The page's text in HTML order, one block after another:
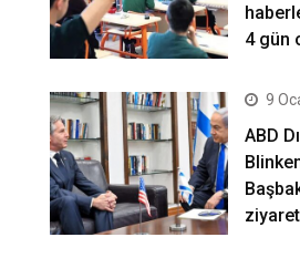
4 gün
9
ABD
ziyaret